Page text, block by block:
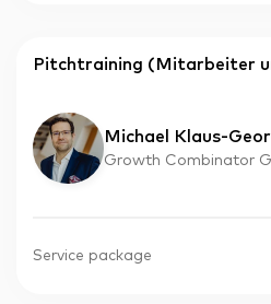
Pitchtraining (Mitarbeiter
Michael Klaus-
Growth Combinator
Service package